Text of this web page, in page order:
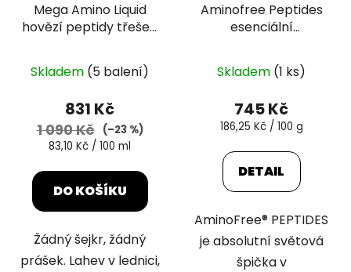
Mega Amino Liquid
hovězí peptidy třešeň
Skladem (5 balení)
831 Kč
1 090 Kč
(–23 %)
Měrná
83,10 Kč / 100 ml
DO KOŠÍKU
Žádný šejkr, žádný
prášek. Lahev v lednici,
Aminofree Peptides
esenciální
peptidy 400 g
Skladem (1 ks)
745 Kč
Měrná
186,25 Kč / 100 g
DETAIL
AminoFree® PEPTIDES
je absolutní světová
špička v